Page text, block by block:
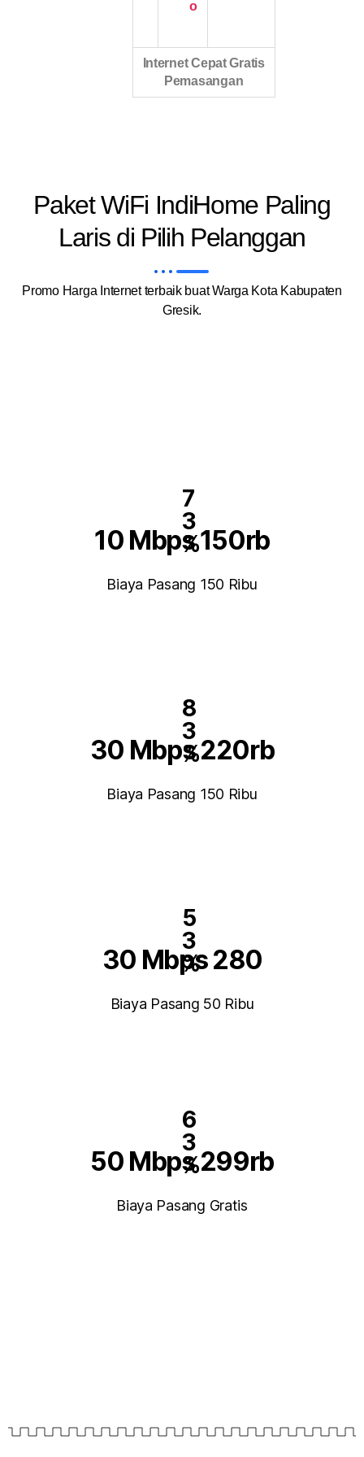
o
Internet Cepat Gratis
Pemasangan
Paket WiFi IndiHome Paling
Laris di Pilih Pelanggan
Promo Harga Internet terbaik buat Warga Kota Kabupaten
Gresik.
7
3
%
10 Mbps 150rb
Biaya Pasang 150 Ribu
8
3
%
30 Mbps 220rb
Biaya Pasang 150 Ribu
5
3
%
30 Mbps 280
Biaya Pasang 50 Ribu
6
3
%
50 Mbps 299rb
Biaya Pasang Gratis